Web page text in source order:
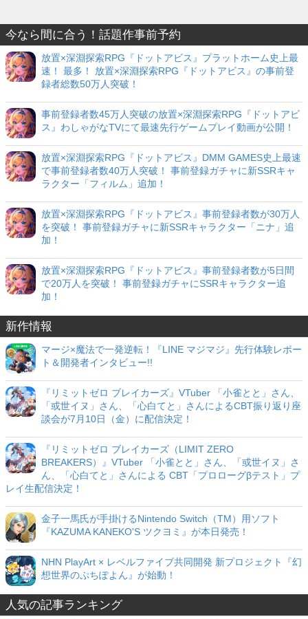
今なら間に合う！話題作事前予約
放置×深淵探索RPG『ドットアビス』プラットホーム史上最
速！ 最多！ 放置×深淵探索RPG『ドットアビス』の事前登
録者総数50万人突破！
事前登録者数45万人突破の放置×深淵探索RPG『ドットアビ
ス』わしゃがなTVにて最速先行ゲームプレイ動画が公開！
放置×深淵探索RPG『ドットアビス』DMM GAMES史上最速
で事前登録者数40万人突破！ 事前登録ガチャに新SSRキャ
ラクター「フィルム」追加！
放置×深淵探索RPG『ドットアビス』事前登録者数が30万人
を突破！ 事前登録ガチャに新SSRキャラクター「ニナ」追
加！
放置×深淵探索RPG『ドットアビス』事前登録者数が5日間
で20万人を突破！ 事前登録ガチャにSSRキャラクター追
加！
新作情報
マージ×魔法で一発逆転！『LINE マジマジ』先行体験レポー
ト＆開発者インタビュー!!
『リミットゼロ ブレイカーズ』VTuber 「小雀とと」さん、
「或世イヌ」さん、「心白てと」さんによるCBT振り返り座
談会が7月10日（金）に配信決定！
『リミットゼロ ブレイカーズ（LIMIT ZERO
BREAKERS）』VTuber 「小雀とと」さん、「或世イヌ」さ
ん、「心白てと」さんによる CBT「プロローグβテスト」プ
レイ生配信決定！
金子一馬氏が手掛けるNintendo Switch（TM）用ソフト
『KAZUMA KANEKO'S ツクヨミ』が本日発売！
NHN PlayArt × レベルファイブ共同開発 新プロジェクト『幻
想世界のぷちぽよん』が始動！
人気の記事ランキング